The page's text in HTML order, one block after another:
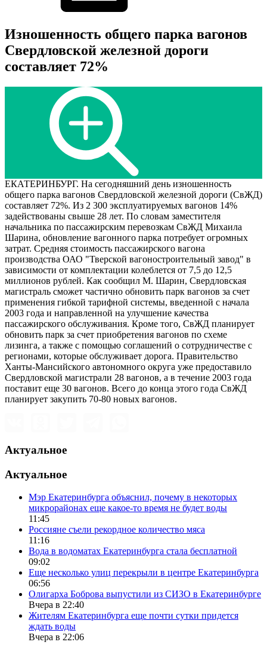
Изношенность общего парка вагонов
Свердловской железной дороги
составляет 72%
ЕКАТЕРИНБУРГ. На сегодняшний день изношенность
общего парка вагонов Свердловской железной дороги (СвЖД)
составляет 72%. Из 2 300 эксплуатируемых вагонов 14%
задействованы свыше 28 лет. По словам заместителя
начальника по пассажирским перевозкам СвЖД Михаила
Шарина, обновление вагонного парка потребует огромных
затрат. Средняя стоимость пассажирского вагона
производства ОАО "Тверской вагоностроительный завод" в
зависимости от комплектации колеблется от 7,5 до 12,5
миллионов рублей. Как сообщил М. Шарин, Свердловская
магистраль сможет частично обновить парк вагонов за счет
применения гибкой тарифной системы, введенной с начала
2003 года и направленной на улучшение качества
пассажирского обслуживания. Кроме того, СвЖД планирует
обновить парк за счет приобретения вагонов по схеме
лизинга, а также с помощью соглашений о сотрудничестве с
регионами, которые обслуживает дорога. Правительство
Ханты-Мансийского автономного округа уже предоставило
Свердловской магистрали 28 вагонов, а в течение 2003 года
поставит еще 30 вагонов. Всего до конца этого года СвЖД
планирует закупить 70-80 новых вагонов.
Актуальное
Актуальное
Мэр Екатеринбурга объяснил, почему в некоторых
микрорайонах еще какое-то время не будет воды
11:45
Россияне съели рекордное количество мяса
11:16
Вода в водоматах Екатеринбурга стала бесплатной
09:02
Еще несколько улиц перекрыли в центре Екатеринбурга
06:56
Олигарха Боброва выпустили из СИЗО в Екатеринбурге
Вчера в 22:40
Жителям Екатеринбурга еще почти сутки придется
ждать воды
Вчера в 22:06